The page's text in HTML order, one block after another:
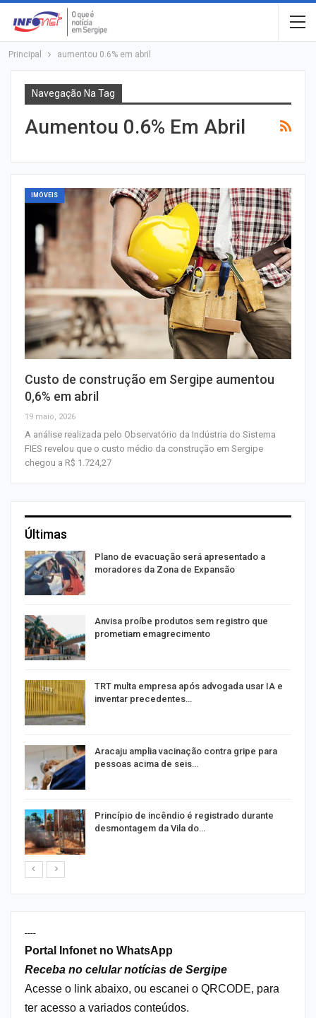
Principal aumentou 0.6% em abril
Navegação Na Tag
Aumentou 0.6% Em Abril
IMÓVEIS
Custo de construção em Sergipe aumentou
0,6% em abril
19 maio, 2026
A análise realizada pelo Observatório da Indústria do Sistema
FIES revelou que o custo médio da construção em Sergipe
chegou a R$ 1.724,27
Últimas
Plano de evacuação será apresentado a
moradores da Zona de Expansão
Anvisa proíbe produtos sem registro que
prometiam emagrecimento
TRT multa empresa após advogada usar IA e
inventar precedentes…
Aracaju amplia vacinação contra gripe para
pessoas acima de seis…
Princípio de incêndio é registrado durante
desmontagem da Vila do…
----
Portal Infonet no WhatsApp
Receba no celular notícias de Sergipe
Acesse o link abaixo, ou escanei o QRCODE, para
ter acesso a variados conteúdos.